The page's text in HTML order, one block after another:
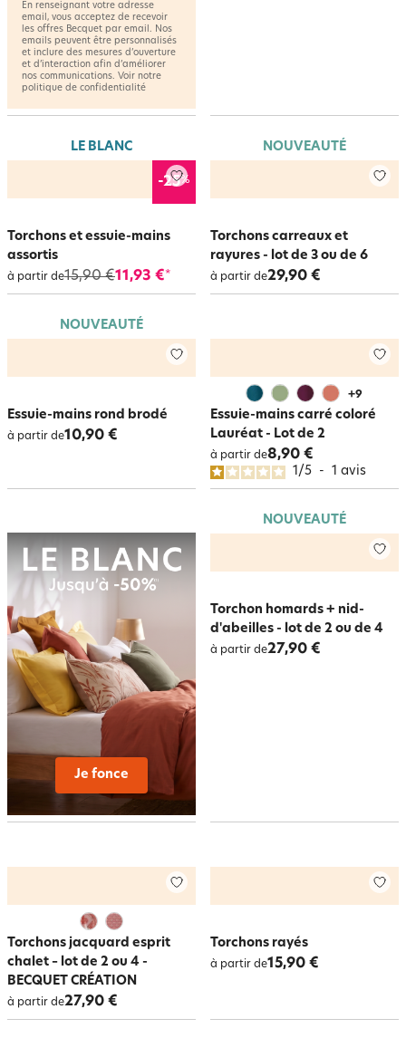
LE BLANC
-25%
Torchons et essuie-mains
assortis
à partir de15,90 €11,93 €*
NOUVEAUTÉ
Torchons carreaux et
rayures - lot de 3 ou de 6
à partir de29,90 €
NOUVEAUTÉ
Essuie-mains rond brodé
à partir de10,90 €
+9
Essuie-mains carré coloré
Lauréat - Lot de 2
à partir de8,90 €
1/5 - 1 avis
NOUVEAUTÉ
Torchon homards + nid-
d'abeilles - lot de 2 ou de 4
à partir de27,90 €
Torchons jacquard esprit
chalet – lot de 2 ou 4 -
BECQUET CRÉATION
à partir de27,90 €
Torchons rayés
à partir de15,90 €
En renseignant votre adresse
email, vous acceptez de recevoir
les offres Becquet par email. Nos
emails peuvent être personnalisés
et inclure des mesures d’ouverture
et d’interaction afin d’améliorer
nos communications. Voir notre
politique de confidentialité
Je fonce